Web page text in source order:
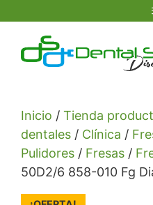
contenido
Inicio / Tienda
dentales / Clínica /
Pulidores / Fresas /
50D2/6 858-010 Fg